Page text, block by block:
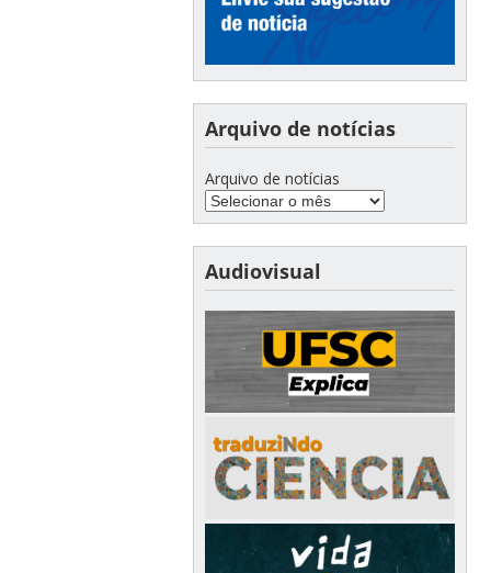
Arquivo de notícias
Arquivo de notícias
Audiovisual